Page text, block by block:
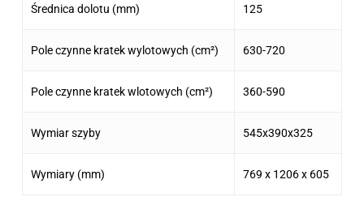
Średnica dolotu (mm) 125
Pole czynne kratek wylotowych (cm²) 630-720
Pole czynne kratek wlotowych (cm²) 360-590
Wymiar szyby 545x390x325
Wymiary (mm) 769 x 1206 x 605